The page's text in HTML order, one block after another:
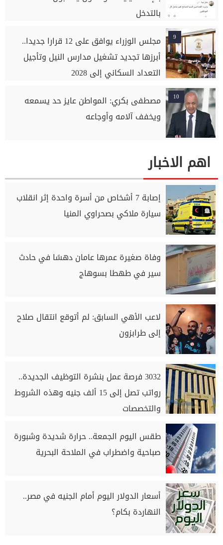
بالتدخل
9
مجلس الوزراء يوافق على 12 قرارا جديدا..
أبرزها تجديد تشغيل مدارس النيل وتأجيل
التعداد السكاني إلى 2028
10
مصطفى بكري: المواطن عايز حد يسمعه
ويخفف آلامه وأوجاعه
اهم الاخبار
إصابة 7 أشخاص من أسرة واحدة إثر انقلاب
سيارة ملاكي بصحراوي المنيا
وفاة صغيرة عمرها عامان دهسًا في حادث
سير في طهطا بسوهاج
لاعب الأهي السابق: لم أتوقع انتقال صلاح
إلى طرابزون
3032 فرصة عمل بنشرة التوظيف الجديدة..
رواتب تصل إلى 15 ألف جنيه وهذه الشروط
والتخصصات
طقس اليوم الجمعة.. حرارة شديدة وشبورة
صباحية واضطراب في الملاحة البحرية
أسعار الدولار اليوم أمام الجنيه في مصر..
النهاردة بكام؟